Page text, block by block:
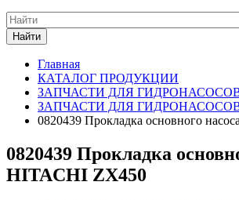
Найти
Главная
КАТАЛОГ ПРОДУКЦИИ
ЗАПЧАСТИ ДЛЯ
ЗАПЧАСТИ ДЛЯ ГИДРОНАСОСОВ
0820439 Прокладка основного
0820439 Прокладка
HITACHI ZX450